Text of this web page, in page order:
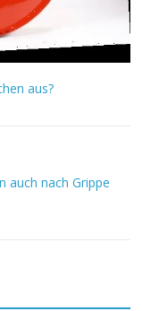
aus?
auch nach Grippe